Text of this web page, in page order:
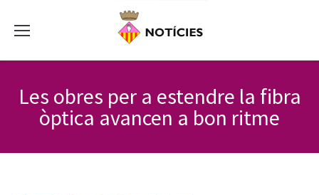
Les obres per a estendre la fibra
òptica avancen a bon ritme